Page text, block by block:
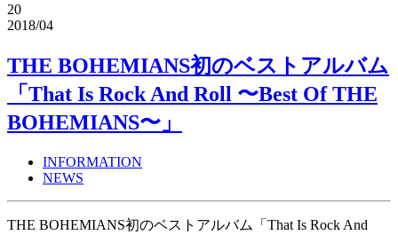
20
2018/04
THE BOHEMIANS初のベストアルバム
「That Is Rock And Roll 〜Best Of THE
BOHEMIANS〜」
INFORMATION
NEWS
THE BOHEMIANS初のベストアルバム「That Is Rock And